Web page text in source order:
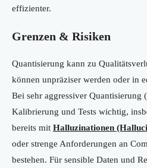
effizienter.
Grenzen & Risiken
Quantisierung kann zu
können unpräziser werden oder in
Bei sehr aggressiver Quantisierung
Kalibrierung und Tests wichtig,
bereits mit Halluzinationen
oder strenge Anforderungen an
bestehen. Für sensible Daten und